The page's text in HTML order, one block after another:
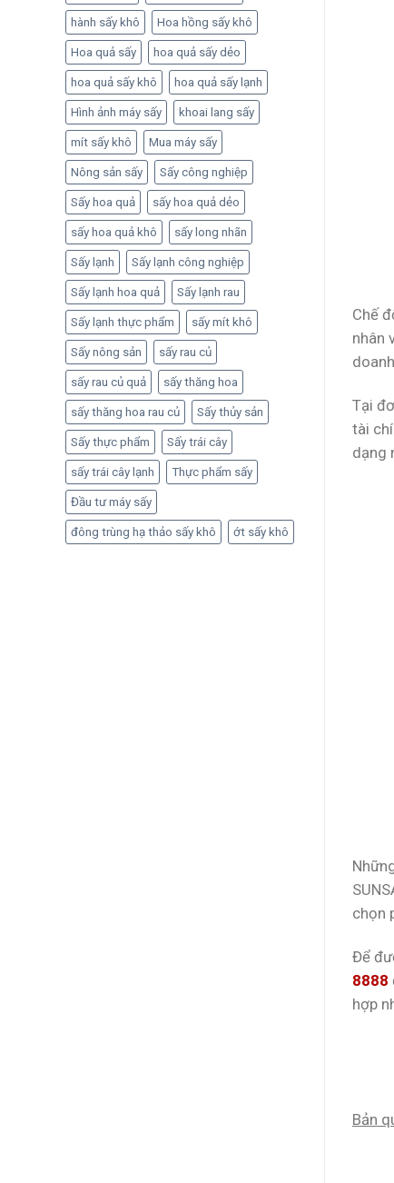
hành sấy khô Hoa hồng sấy khô
Hoa quả sấy hoa quả sấy dẻo
hoa quả sấy khô hoa quả sấy lạnh
Hình ảnh máy sấy khoai lang sấy
mít sấy khô Mua máy sấy
Nông sản sấy Sấy công nghiệp
Sấy hoa quả sấy hoa quả dẻo
sấy hoa quả khô sấy long nhãn
Sấy lạnh Sấy lạnh công nghiệp
Sấy lạnh hoa quả Sấy lạnh rau
Sấy lạnh thực phẩm sấy mít khô
Sấy nông sản sấy rau củ
sấy rau củ quả sấy thăng hoa
sấy thăng hoa rau củ Sấy thủy sản
Sấy thực phẩm Sấy trái cây
sấy trái cây lạnh Thực phẩm sấy
Đầu tư máy sấy
đông trùng hạ thảo sấy khô ớt sấy khô
Chế
nhân
Tại
tài
dạng
chọn
Để
8888
hợp
Bản